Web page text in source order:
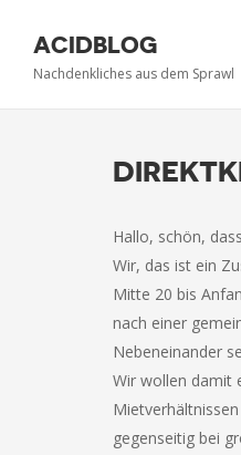
ACIDBLOG
Nachdenkliches aus dem Sprawl
Hallo, schön,
Wir, das ist ein
Mitte 20 bis
nach einer
Nebeneinander
Wir wollen damit
gegenseitig bei